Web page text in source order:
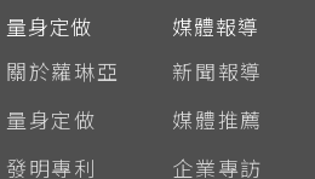
量身定做
關於蘿琳亞
量身定做
發明專利
媒體報導
新聞報導
媒體推薦
企業專訪